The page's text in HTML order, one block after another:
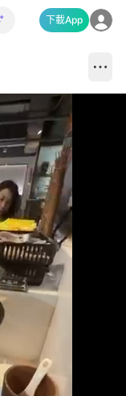
下載App